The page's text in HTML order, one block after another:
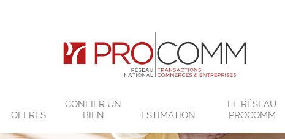
OFFRES
CONFIER UN
BIEN
ESTIMATION
LE RÉSEAU
PROCOMM